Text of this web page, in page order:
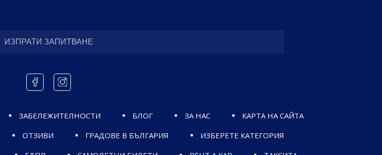
ЗАБЕЛЕЖИТЕЛНОСТИ БЛОГ ЗА НАС
КАРТА НА САЙТА
ОТЗИВИ ГРАДОВЕ В БЪЛГАРИЯ
ИЗБЕРЕТЕ КАТЕГОРИЯ